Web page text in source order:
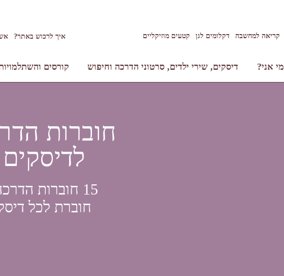
קריאה למחשבה דקלומים לגן קטעים מוזיקליים איך לרכוש באתר?
מי אני? דיסקים, שירי ילדים, סרטוני הדרכה וחיפוש קורסים
חוברות
לדיסקים
15 חוברות הדרכה:
חוברת לכל